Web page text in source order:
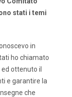
stati i temi
in
ho chiamato
ottenuto il
e garantire la
che